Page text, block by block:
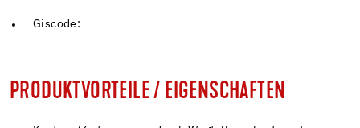
Giscode:
PRODUKTVORTEILE / EIGENSCHAFTEN